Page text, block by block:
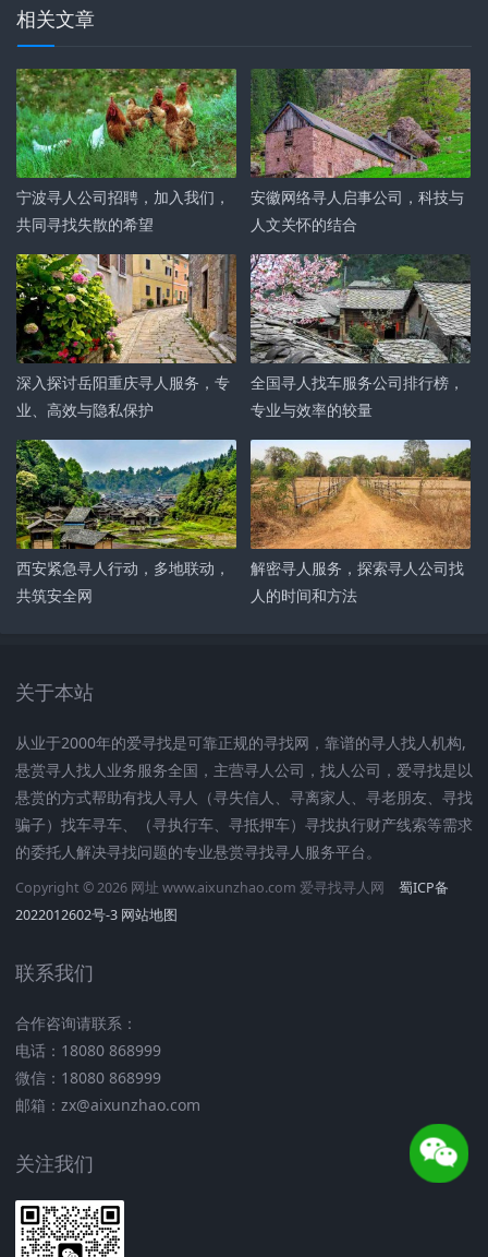
相关文章
宁波寻人公司招聘，加入我们，
共同寻找失散的希望
安徽网络寻人启事公司，科技与
人文关怀的结合
深入探讨岳阳重庆寻人服务，专
业、高效与隐私保护
全国寻人找车服务公司排行榜，
专业与效率的较量
西安紧急寻人行动，多地联动，
共筑安全网
解密寻人服务，探索寻人公司找
人的时间和方法
关于本站
从业于2000年的爱寻找是可靠正规的寻找网，靠谱的寻人找人机构,
悬赏寻人找人业务服务全国，主营寻人公司，找人公司，爱寻找是以
悬赏的方式帮助有找人寻人（寻失信人、寻离家人、寻老朋友、寻找
骗子）找车寻车、（寻执行车、寻抵押车）寻找执行财产线索等需求
的委托人解决寻找问题的专业悬赏寻找寻人服务平台。
Copyright © 2026 网址 www.aixunzhao.com 爱寻找寻人网
蜀ICP备
2022012602号-3 网站地图
联系我们
合作咨询请联系：
电话：18080 868999
微信：18080 868999
邮箱：zx@aixunzhao.com
关注我们